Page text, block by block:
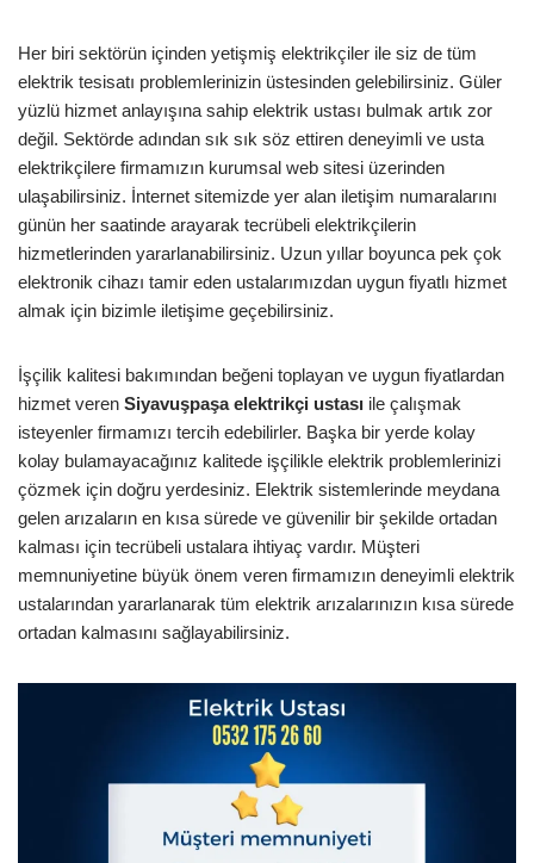
Her biri sektörün içinden yetişmiş elektrikçiler ile siz de tüm
elektrik tesisatı problemlerinizin üstesinden gelebilirsiniz. Güler
yüzlü hizmet anlayışına sahip elektrik ustası bulmak artık zor
değil. Sektörde adından sık sık söz ettiren deneyimli ve usta
elektrikçilere firmamızın kurumsal web sitesi üzerinden
ulaşabilirsiniz. İnternet sitemizde yer alan iletişim numaralarını
günün her saatinde arayarak tecrübeli elektrikçilerin
hizmetlerinden yararlanabilirsiniz. Uzun yıllar boyunca pek çok
elektronik cihazı tamir eden ustalarımızdan uygun fiyatlı hizmet
almak için bizimle iletişime geçebilirsiniz.
İşçilik kalitesi bakımından beğeni toplayan ve uygun fiyatlardan
hizmet veren Siyavuşpaşa elektrikçi ustası ile çalışmak
isteyenler firmamızı tercih edebilirler. Başka bir yerde kolay
kolay bulamayacağınız kalitede işçilikle elektrik problemlerinizi
çözmek için doğru yerdesiniz. Elektrik sistemlerinde meydana
gelen arızaların en kısa sürede ve güvenilir bir şekilde ortadan
kalması için tecrübeli ustalara ihtiyaç vardır. Müşteri
memnuniyetine büyük önem veren firmamızın deneyimli elektrik
ustalarından yararlanarak tüm elektrik arızalarınızın kısa sürede
ortadan kalmasını sağlayabilirsiniz.